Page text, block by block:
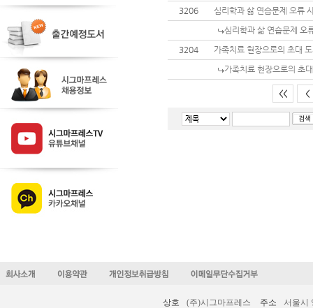
3206
심리학과 삶 연습문제 오류
심리학과 삶 연습문제 오
3204
가족치료 현장으로의 초대
가족치료 현장으로의 초
<< <
상호 (주)시그마프레스 주소
서울시